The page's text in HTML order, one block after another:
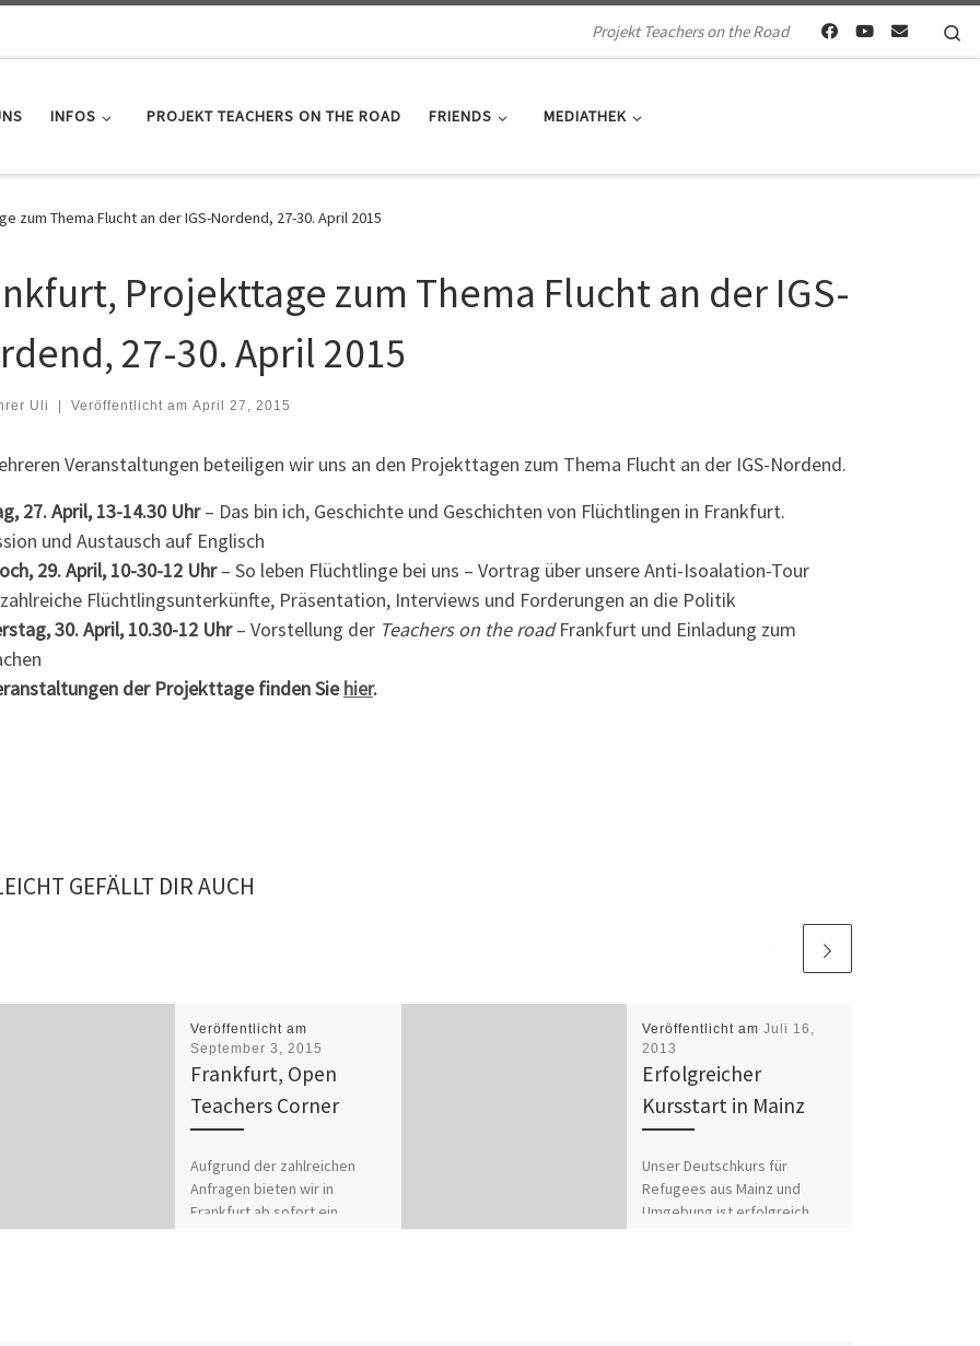
Projekt Teachers on the Road
INFOS PROJEKT TEACHERS ON THE ROAD FRIENDS MEDIATHEK
zum Thema Flucht an der IGS-Nordend, 27-30. April 2015
Projekttage zum Thema Flucht an der IGS-
27-30. April 2015
Uli Veröffentlicht am April 27, 2015
Veranstaltungen beteiligen wir uns an den Projekttagen zum Thema Flucht an der IGS-Nordend.
27. April, 13-14.30 Uhr– Das bin ich, Geschichte und Geschichten von Flüchtlingen in Frankfurt.
und Austausch auf Englisch
29. April, 10-30-12 Uhr– So leben Flüchtlinge bei uns – Vortrag über unsere Anti-Isoalation-Tour
Flüchtlingsunterkünfte, Präsentation, Interviews und Forderungen an die Politik
30. April, 10.30-12 Uhr– Vorstellung der Teachers on the roadFrankfurt und Einladung zum
der Projekttage finden Siehier.
GEFÄLLT DIR AUCH
Veröffentlicht am
September 3, 2015
Frankfurt, Open
Teachers Corner
Aufgrund der zahlreichen
Anfragen bieten wir in
Frankfurt ab sofort ein
Veröffentlicht am Juli 16,
2013
Erfolgreicher
Kursstart in Mainz
Unser Deutschkurs für
Refugees aus Mainz und
Umgebung ist erfolgreich